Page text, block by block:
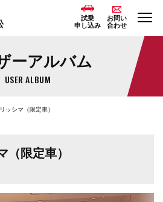
試乗
申し込み
お問い
合わせ
ーアルバム
USER ALBUM
ッシマ（限定車）
限定車）